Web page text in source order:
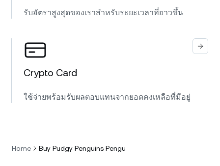
รับอัตราสูงสุดของเราสำหรับระยะเวลาที่ยาวขึ้น
Crypto Card
ใช้จ่ายพร้อมรับผลตอบแทนจากยอดคงเหลือที่มีอยู่
Home Buy Pudgy Penguins Pengu